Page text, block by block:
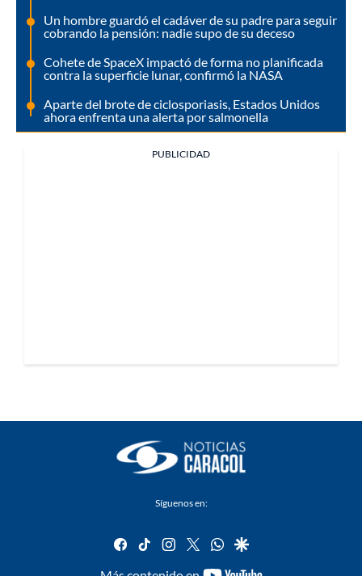
Un hombre guardó el cadáver de su padre para seguir
cobrando la pensión: nadie supo de su deceso
Cohete de SpaceX impactó de forma no planificada
contra la superficie lunar, confirmó la NASA
Aparte del brote de ciclosporiasis, Estados Unidos
ahora enfrenta una alerta por salmonella
PUBLICIDAD
Síguenos en:
facebook
tiktok instagram
twitterwhatsapp
google